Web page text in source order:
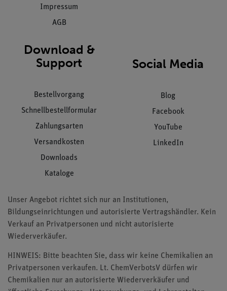
Impressum
AGB
Download &
Support
Bestellvorgang
Schnellbestellformular
Zahlungsarten
Versandkosten
Downloads
Kataloge
Social Media
Blog
Facebook
YouTube
LinkedIn
Unser Angebot richtet sich nur an Institutionen,
Bildungseinrichtungen und autorisierte Vertragshändler. Kein
Verkauf an Privatpersonen und nicht autorisierte
Wiederverkäufer.
HINWEIS: Bitte beachten Sie, dass wir keine Chemikalien an
Privatpersonen verkaufen. Lt. ChemVerbotsV dürfen wir
Chemikalien nur an autorisierte Wiederverkäufer und